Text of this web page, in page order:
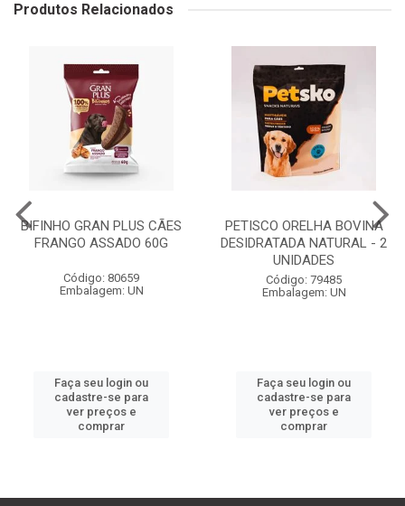
Produtos Relacionados
BIFINHO GRAN PLUS CÃES
FRANGO ASSADO 60G
Código: 80659
Embalagem: UN
Faça seu login ou
cadastre-se para
ver preços e
comprar
PETISCO ORELHA BOVINA
DESIDRATADA NATURAL - 2
UNIDADES
Código: 79485
Embalagem: UN
Faça seu login ou
cadastre-se para
ver preços e
comprar